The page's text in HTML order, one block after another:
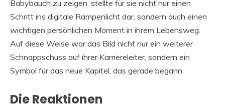
Babybauch zu zeigen, stellte für sie nicht nur einen
Schritt ins digitale Rampenlicht dar, sondern auch einen
wichtigen persönlichen Moment in ihrem Lebensweg.
Auf diese Weise war das Bild nicht nur ein weiterer
Schnappschuss auf ihrer Karriereleiter, sondern ein
Symbol für das neue Kapitel, das gerade begann.
Die Reaktionen